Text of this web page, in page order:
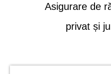
Asigurare de
privat și